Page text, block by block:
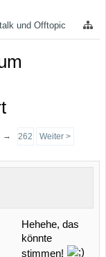
und Offtopic
→ 262 Weiter >
Hehehe, das
könnte
stimmen!